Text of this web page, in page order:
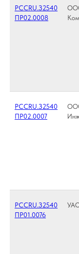
РССRU.З2540
ПР02.0008
РССRU.З2540
ПР02.0007
РССRU.З2540
ПР01.0076